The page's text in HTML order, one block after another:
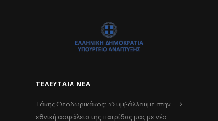
ΤΕΛΕΥΤΑΊΑ ΝΈΑ
Τάκης Θεοδωρικάκος: «Συμβάλλουμε στην
εθνική ασφάλεια της πατρίδας μας με νέο